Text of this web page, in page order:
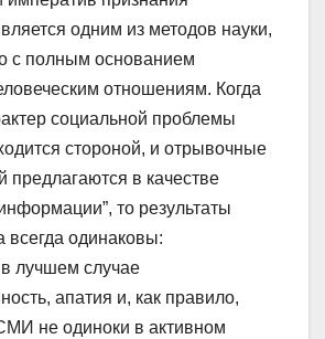
одним из методов науки,
с полным основанием
отношениям. Когда
социальной проблемы
стороной, и отрывочные
предлагаются в качестве
то результаты
всегда одинаковы:
лучшем случае
апатия и, как правило,
не одиноки в активном